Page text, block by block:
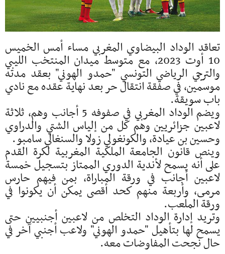
تعاقد الوداد البيضاوي المغربي مساء أمس الخميس
10 أوت 2023، مع متوسط ميدان المنتخب الليبي
والترجي الرياضي التونسي "حمدو الهوني" بعقد مدته
موسمين، في صفقة انتقال حر بعد نهاية عقده مع نادي
باب سويقة.
ويضم الوداد المغربي في صفوفه 5 أجانب وهم، ثلاثة
لاعبين جزائريين وهم كل من إلياس الشتي والدراوي
وحسين بن عيادة، والكونغولي زولا والسنغالي سامبو.
وينص قانون الجامعة الملكية المغربية لكرة القدم
على أنه يسمح لأندية الدوري الممتاز بتسجيل خمسة
لاعبين أجانب في ورقة المباراة، بمن فيهم حارس
مرمى، وأربعة منهم كحد أقصى يمكن أن يكونوا في
ورقة الملعب.
وتريد إدارة الوداد التخلص من لاعبين أجنبيين حتى
يسمح لها بتأهيل "حمدو الهوني" ولاعب أجنبي آخر في
حال نجحت المفاوضات معه.